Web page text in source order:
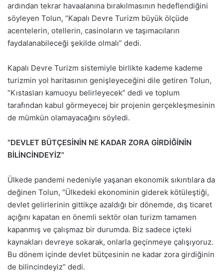
ardından tekrar havaalanına bırakılmasının hedeflendiğini
söyleyen Tolun, “Kapalı Devre Turizm büyük ölçüde
acentelerin, otellerin, casinoların ve taşımacıların
faydalanabileceği şekilde olmalı” dedi.
Kapalı Devre Turizm sistemiyle birlikte kademe kademe
turizmin yol haritasının genişleyeceğini dile getiren Tolun,
“Kıstasları kamuoyu belirleyecek” dedi ve toplum
tarafından kabul görmeyecej bir projenin gerçekleşmesinin
de mümkün olamayacağını söyledi.
“DEVLET BÜTÇESİNİN NE KADAR ZORA GİRDİĞİNİN
BİLİNCİNDEYİZ”
Ülkede pandemi nedeniyle yaşanan ekonomik sıkıntılara da
değinen Tolun, “Ülkedeki ekonominin giderek kötüleştiği,
devlet gelirlerinin gittikçe azaldığı bir dönemde, dış ticaret
açığını kapatan en önemli sektör olan turizm tamamen
kapanmış ve çalışmaz bir durumda. Biz sadece içteki
kaynakları devreye sokarak, onlarla geçinmeye çalışıyoruz.
Bu dönem içinde devlet bütçesinin ne kadar zora girdiğinin
de bilincindeyiz” dedi.